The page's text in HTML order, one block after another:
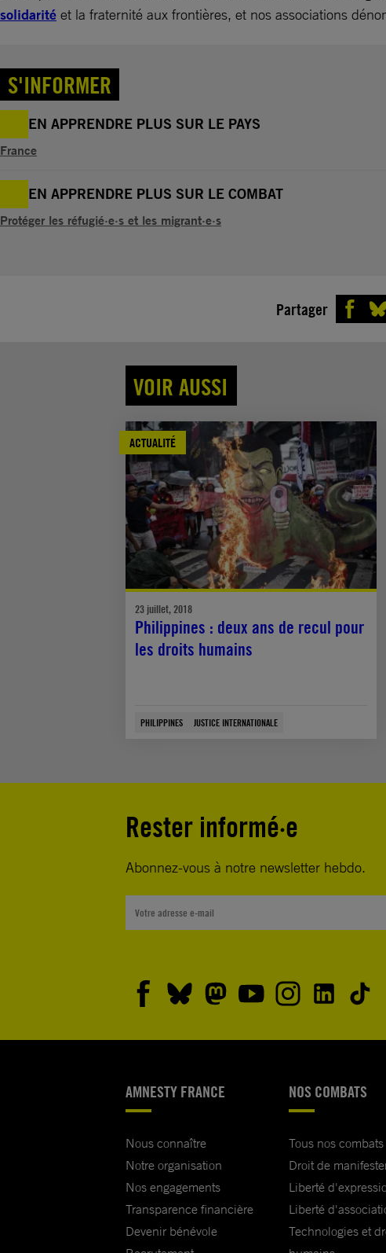
solidarité et la fraternité aux frontières, et nos associations
S'INFORMER
EN APPRENDRE PLUS SUR LE PAYS
France
EN APPRENDRE PLUS SUR LE COMBAT
Protéger les réfugié·e·s et les migrant·e·s
Partager
VOIR AUSSI
ACTUALITÉ
23 juillet, 2018
Philippines : deux ans de recul pour
les droits humains
PHILIPPINES JUSTICE INTERNATIONALE
Rester informé·e
Abonnez-vous à notre newsletter hebdo.
AMNESTY FRANCE
Nous connaître
Notre organisation
Nos engagements
Transparence financière
Devenir bénévole
NOS COMBATS
Tous nos combats
Droit de
Liberté
Liberté
Technologies et